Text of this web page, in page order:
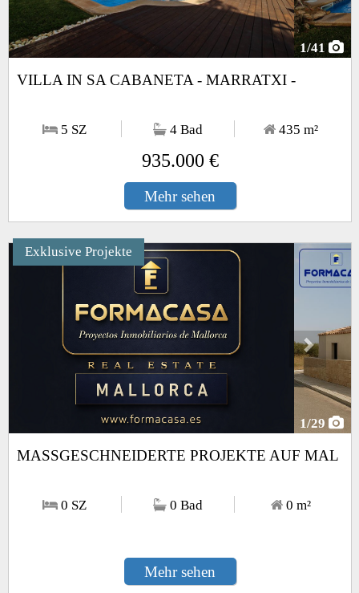
1/41
VILLA IN SA CABANETA - MARRATXI -
5 SZ 4 Bad 435m²
935.000 €
Mehr sehen
Exklusive Projekte Next
1/29
MASSGESCHNEIDERTE PROJEKTE AUF MAL
0 SZ 0 Bad 0m²
Mehr sehen